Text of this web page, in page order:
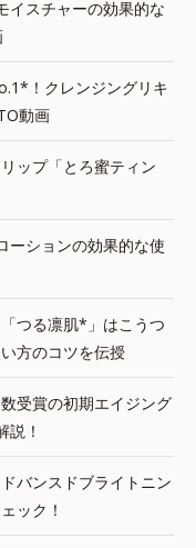
イスチャーの効果的な
！クレンジングリキ
動画
ップ「とろ蜜ティン
ーションの効果的な使
つる凛肌*」はこうつ
方のコツを伝授
受賞の初期エイジング
！
バンスドブライトニン
ック！